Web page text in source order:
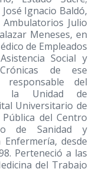
Ignacio Baldó,
Julio
Meneses, en
de Empleados
Social y
de ese
responsable del
la Unidad de
Universitario de
Pública del Centro
de Sanidad y
desde
Perteneció a las
del Trabajo